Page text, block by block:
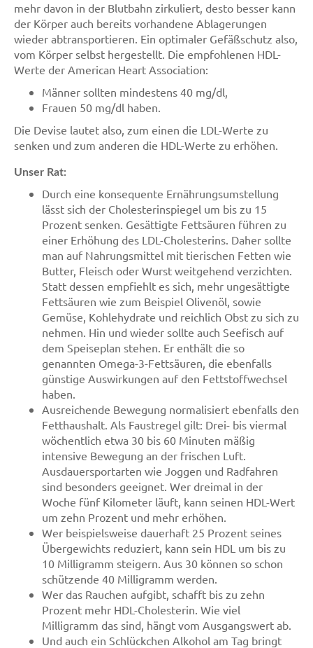
mehr davon in der Blutbahn zirkuliert, desto besser kann
der Körper auch bereits vorhandene Ablagerungen
wieder abtransportieren. Ein optimaler Gefäßschutz also,
vom Körper selbst hergestellt. Die empfohlenen HDL-
Werte der American Heart Association:
Männer sollten mindestens 40 mg/dl,
Frauen 50 mg/dl haben.
Die Devise lautet also, zum einen die LDL-Werte zu
senken und zum anderen die HDL-Werte zu erhöhen.
Unser Rat:
Durch eine konsequente Ernährungsumstellung
lässt sich der Cholesterinspiegel um bis zu 15
Prozent senken. Gesättigte Fettsäuren führen zu
einer Erhöhung des LDL-Cholesterins. Daher sollte
man auf Nahrungsmittel mit tierischen Fetten wie
Butter, Fleisch oder Wurst weitgehend verzichten.
Statt dessen empfiehlt es sich, mehr ungesättigte
Fettsäuren wie zum Beispiel Olivenöl, sowie
Gemüse, Kohlehydrate und reichlich Obst zu sich zu
nehmen. Hin und wieder sollte auch Seefisch auf
dem Speiseplan stehen. Er enthält die so
genannten Omega-3-Fettsäuren, die ebenfalls
günstige Auswirkungen auf den Fettstoffwechsel
haben.
Ausreichende Bewegung normalisiert ebenfalls den
Fetthaushalt. Als Faustregel gilt: Drei- bis viermal
wöchentlich etwa 30 bis 60 Minuten mäßig
intensive Bewegung an der frischen Luft.
Ausdauersportarten wie Joggen und Radfahren
sind besonders geeignet. Wer dreimal in der
Woche fünf Kilometer läuft, kann seinen HDL-Wert
um zehn Prozent und mehr erhöhen.
Wer beispielsweise dauerhaft 25 Prozent seines
Übergewichts reduziert, kann sein HDL um bis zu
10 Milligramm steigern. Aus 30 können so schon
schützende 40 Milligramm werden.
Wer das Rauchen aufgibt, schafft bis zu zehn
Prozent mehr HDL-Cholesterin. Wie viel
Milligramm das sind, hängt vom Ausgangswert ab.
Und auch ein Schlückchen Alkohol am Tag bringt